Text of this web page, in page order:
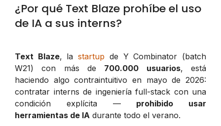
¿Por qué Text Blaze prohíbe el uso
de IA a sus interns?
Text Blaze, lastartup de Y Combinator (batch
W21) con más de 700.000 usuarios, está
haciendo algo contraintuitivo en mayo de 2026:
contratar interns de ingeniería full-stack con una
condición explícita — prohibido usar
herramientas de IA durante todo el verano.